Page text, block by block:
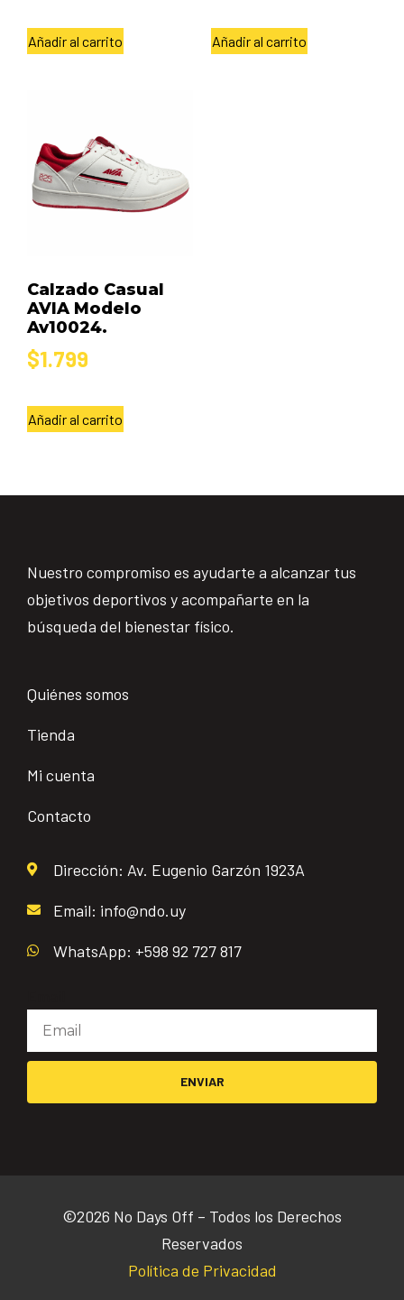
Añadir al carrito Añadir al carrito
Calzado Casual
AVIA Modelo
Av10024.
$1.799
Añadir al carrito
Nuestro compromiso es ayudarte a alcanzar tus
objetivos deportivos y acompañarte en la
búsqueda del bienestar físico.
Quiénes somos
Tienda
Mi cuenta
Contacto
Dirección: Av. Eugenio Garzón 1923A
Email: info@ndo.uy
WhatsApp: +598 92 727 817
ENVIAR
©2026 No Days Off – Todos los Derechos
Reservados
Política de Privacidad